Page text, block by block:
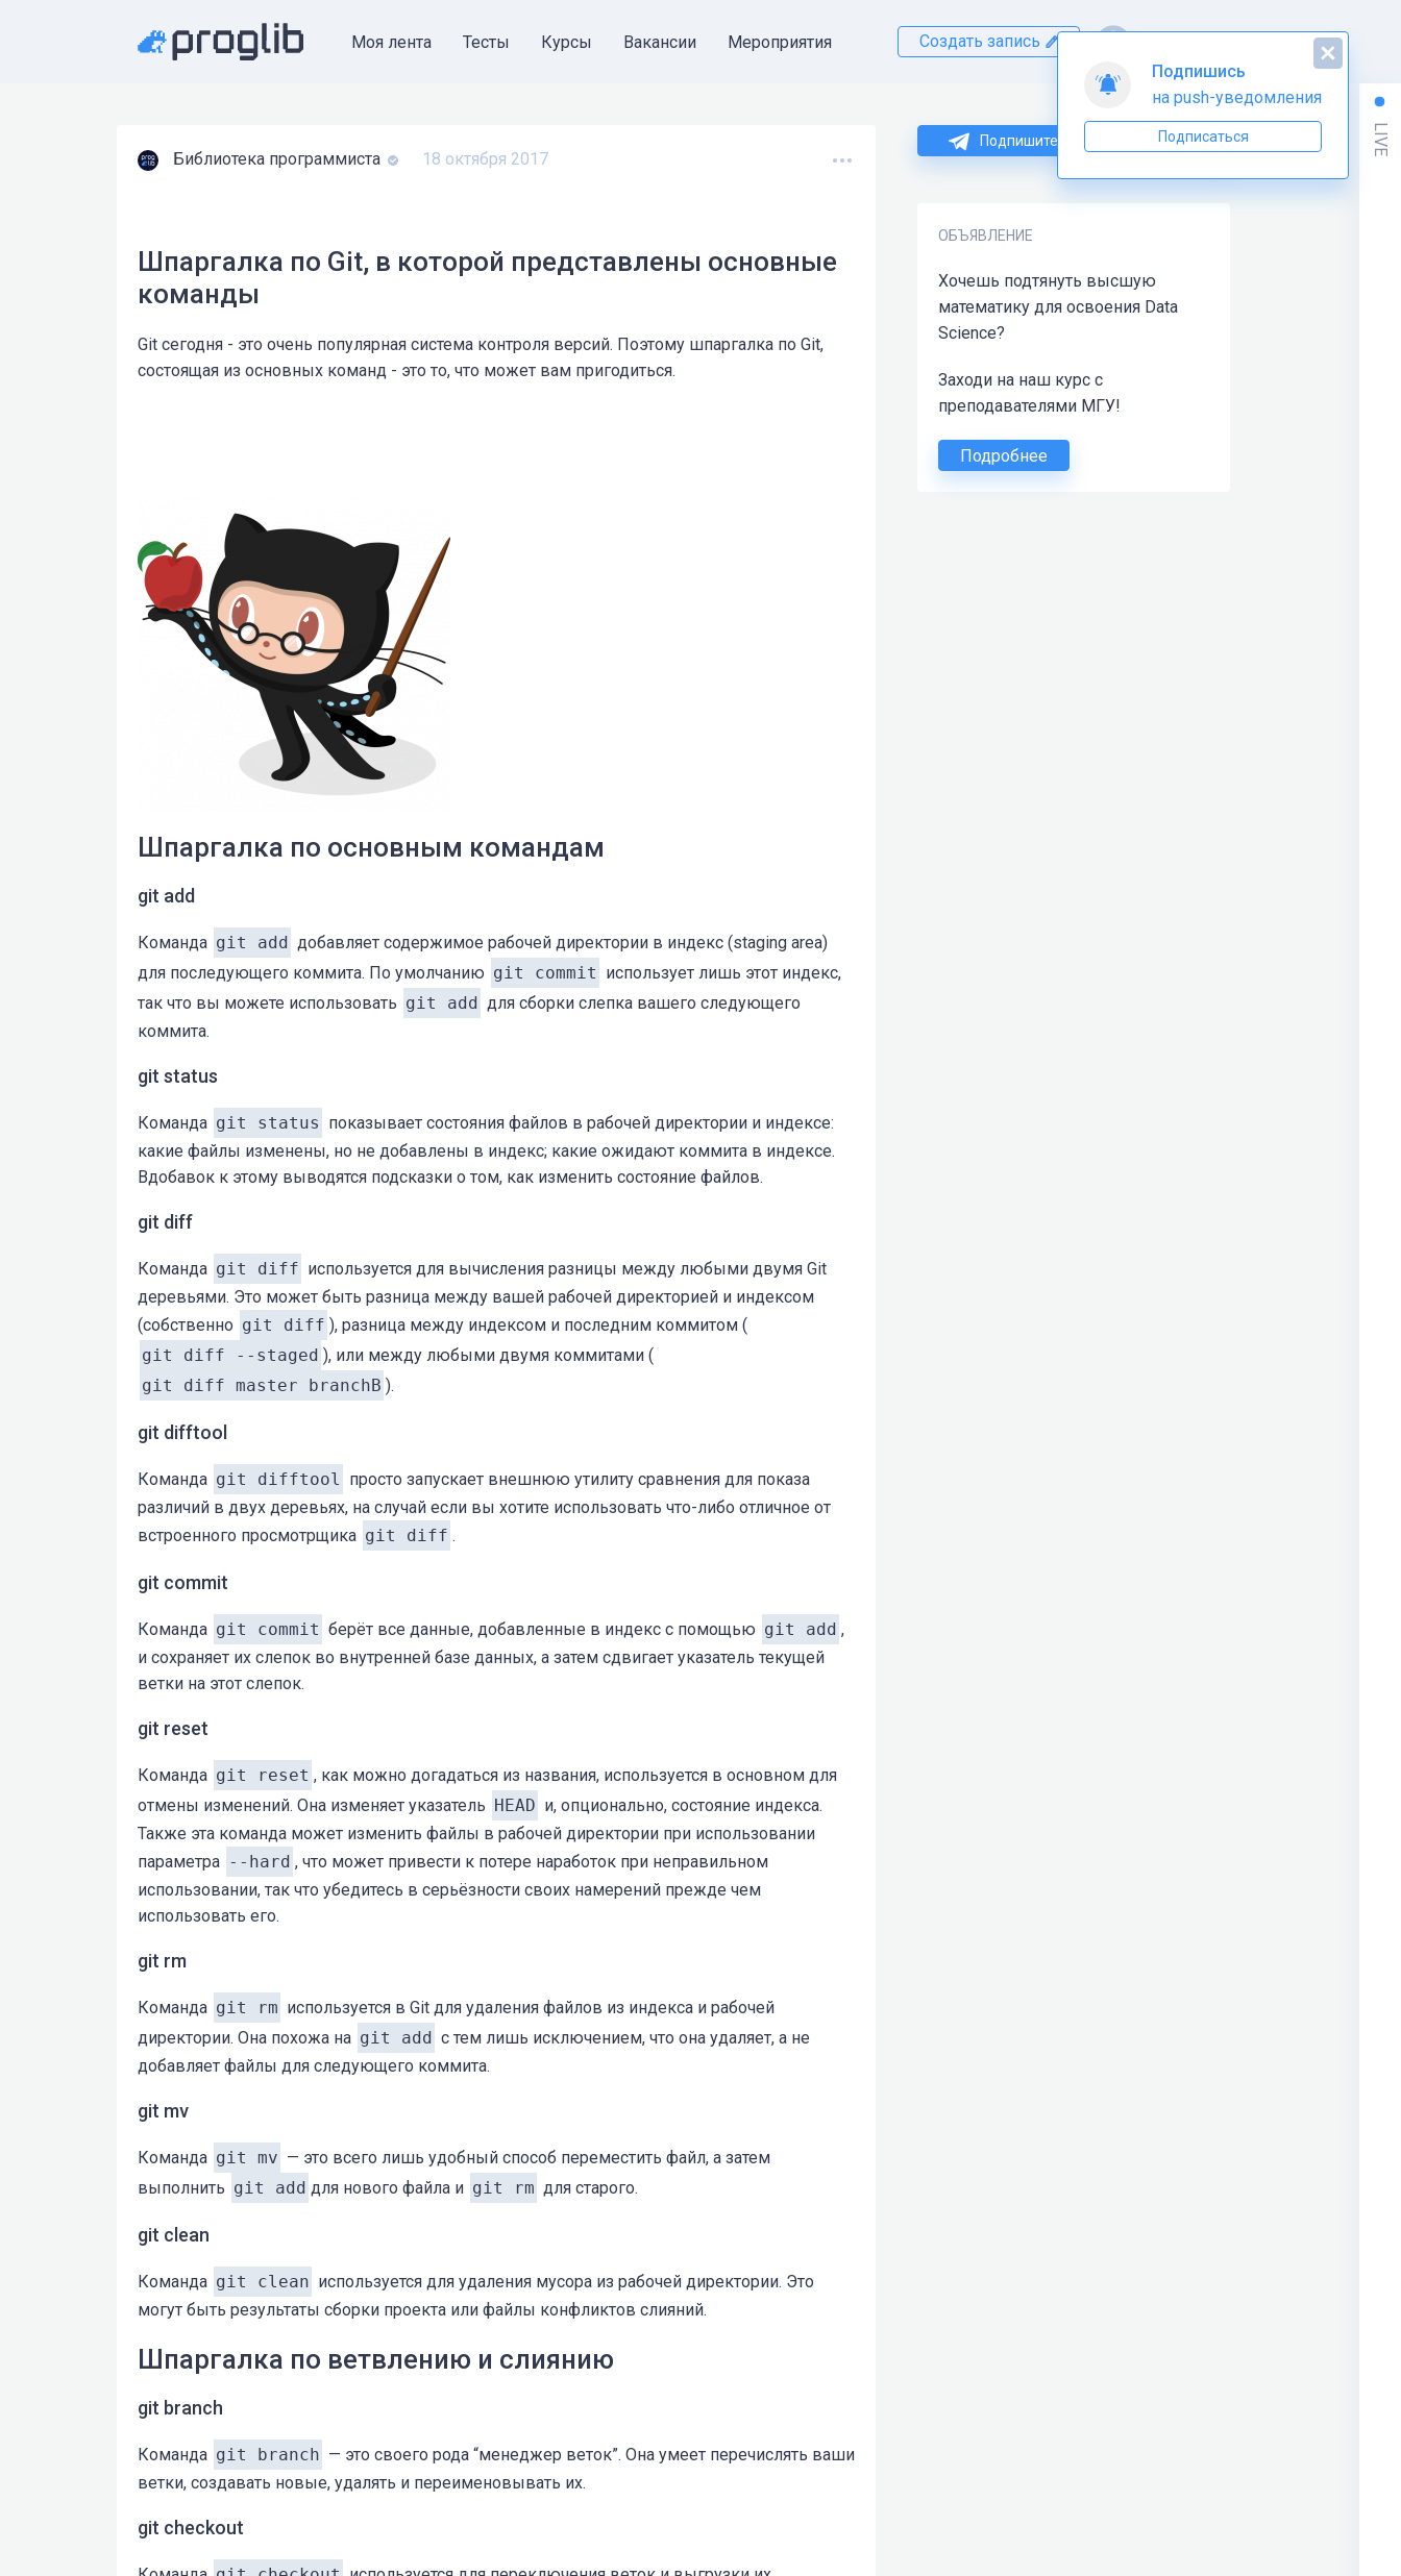
Моя лента Тесты Курсы Вакансии Мероприятия Создать запись
Подпишитесь на нас в Telegram
ОБЪЯВЛЕНИЕ
Хочешь подтянуть высшую
математику для освоения Data
Science?
Заходи на наш курс с
преподавателями МГУ!
Подробнее
Библиотека программиста 18 октября 2017
Шпаргалка по Git, в которой представлены основные
команды
Git сегодня - это очень популярная система контроля версий. Поэтому шпаргалка по Git,
состоящая из основных команд - это то, что может вам пригодиться.
Шпаргалка по основным командам
git add
Команда git add добавляет содержимое рабочей директории в индекс (staging area)
для последующего коммита. По умолчанию git commit использует лишь этот индекс,
так что вы можете использовать git add для сборки слепка вашего следующего
коммита.
git status
Команда git status показывает состояния файлов в рабочей директории и индексе:
какие файлы изменены, но не добавлены в индекс; какие ожидают коммита в индексе.
Вдобавок к этому выводятся подсказки о том, как изменить состояние файлов.
git diff
Команда git diff используется для вычисления разницы между любыми двумя Git
деревьями. Это может быть разница между вашей рабочей директорией и индексом
(собственно git diff ), разница между индексом и последним коммитом (
git diff --staged ), или между любыми двумя коммитами (
git diff master branchB ).
git difftool
Команда git difftool просто запускает внешнюю утилиту сравнения для показа
различий в двух деревьях, на случай если вы хотите использовать что-либо отличное от
встроенного просмотрщика git diff .
git commit
Команда git commit берёт все данные, добавленные в индекс с помощью git add ,
и сохраняет их слепок во внутренней базе данных, а затем сдвигает указатель текущей
ветки на этот слепок.
git reset
Команда git reset , как можно догадаться из названия, используется в основном для
отмены изменений. Она изменяет указатель HEAD и, опционально, состояние индекса.
Также эта команда может изменить файлы в рабочей директории при использовании
параметра --hard , что может привести к потере наработок при неправильном
использовании, так что убедитесь в серьёзности своих намерений прежде чем
использовать его.
git rm
Команда git rm используется в Git для удаления файлов из индекса и рабочей
директории. Она похожа на git add с тем лишь исключением, что она удаляет, а не
добавляет файлы для следующего коммита.
git mv
Команда git mv — это всего лишь удобный способ переместить файл, а затем
выполнить git add для нового файла и git rm для старого.
git clean
Команда git clean используется для удаления мусора из рабочей директории. Это
могут быть результаты сборки проекта или файлы конфликтов слияний.
Шпаргалка по ветвлению и слиянию
git branch
Команда git branch — это своего рода “менеджер веток”. Она умеет перечислять ваши
ветки, создавать новые, удалять и переименовывать их.
git checkout
LIVE
Подпишись
на push-уведомления
Подписаться